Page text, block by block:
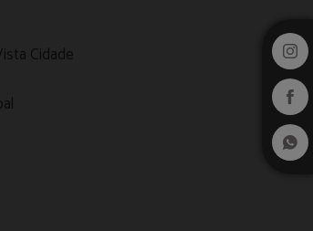
Cidade